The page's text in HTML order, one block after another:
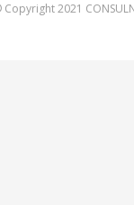
2021